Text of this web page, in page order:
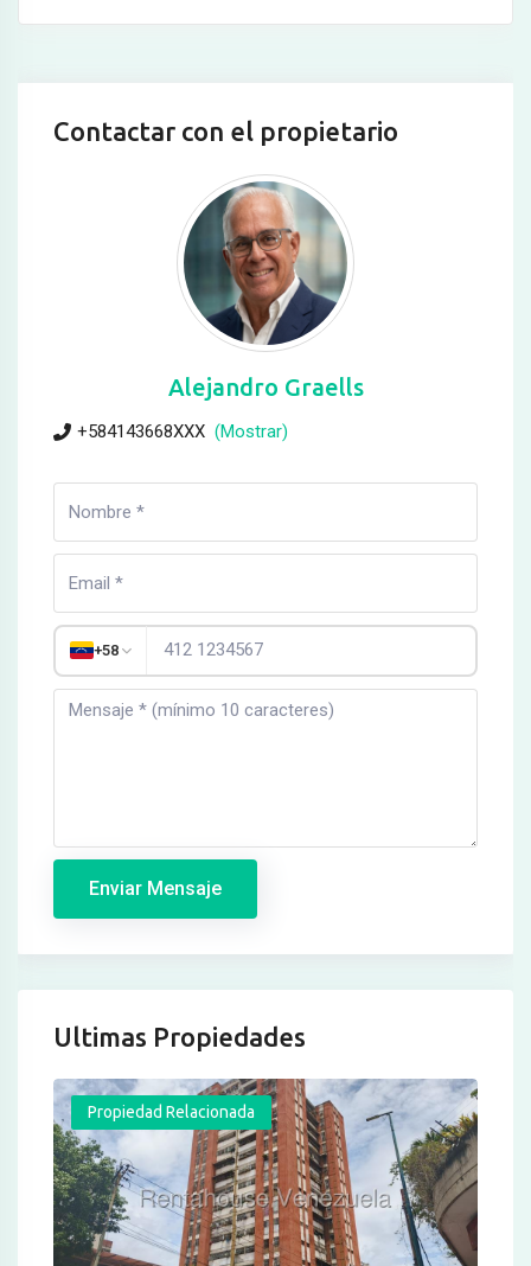
Contactar con el propietario
Alejandro Graells
+584143668XXX (Mostrar)
+58
Enviar Mensaje
Ultimas Propiedades
Propiedad Relacionada